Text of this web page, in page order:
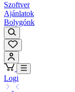
Szoftver
Ajánlatok
Bolygónk
Logi